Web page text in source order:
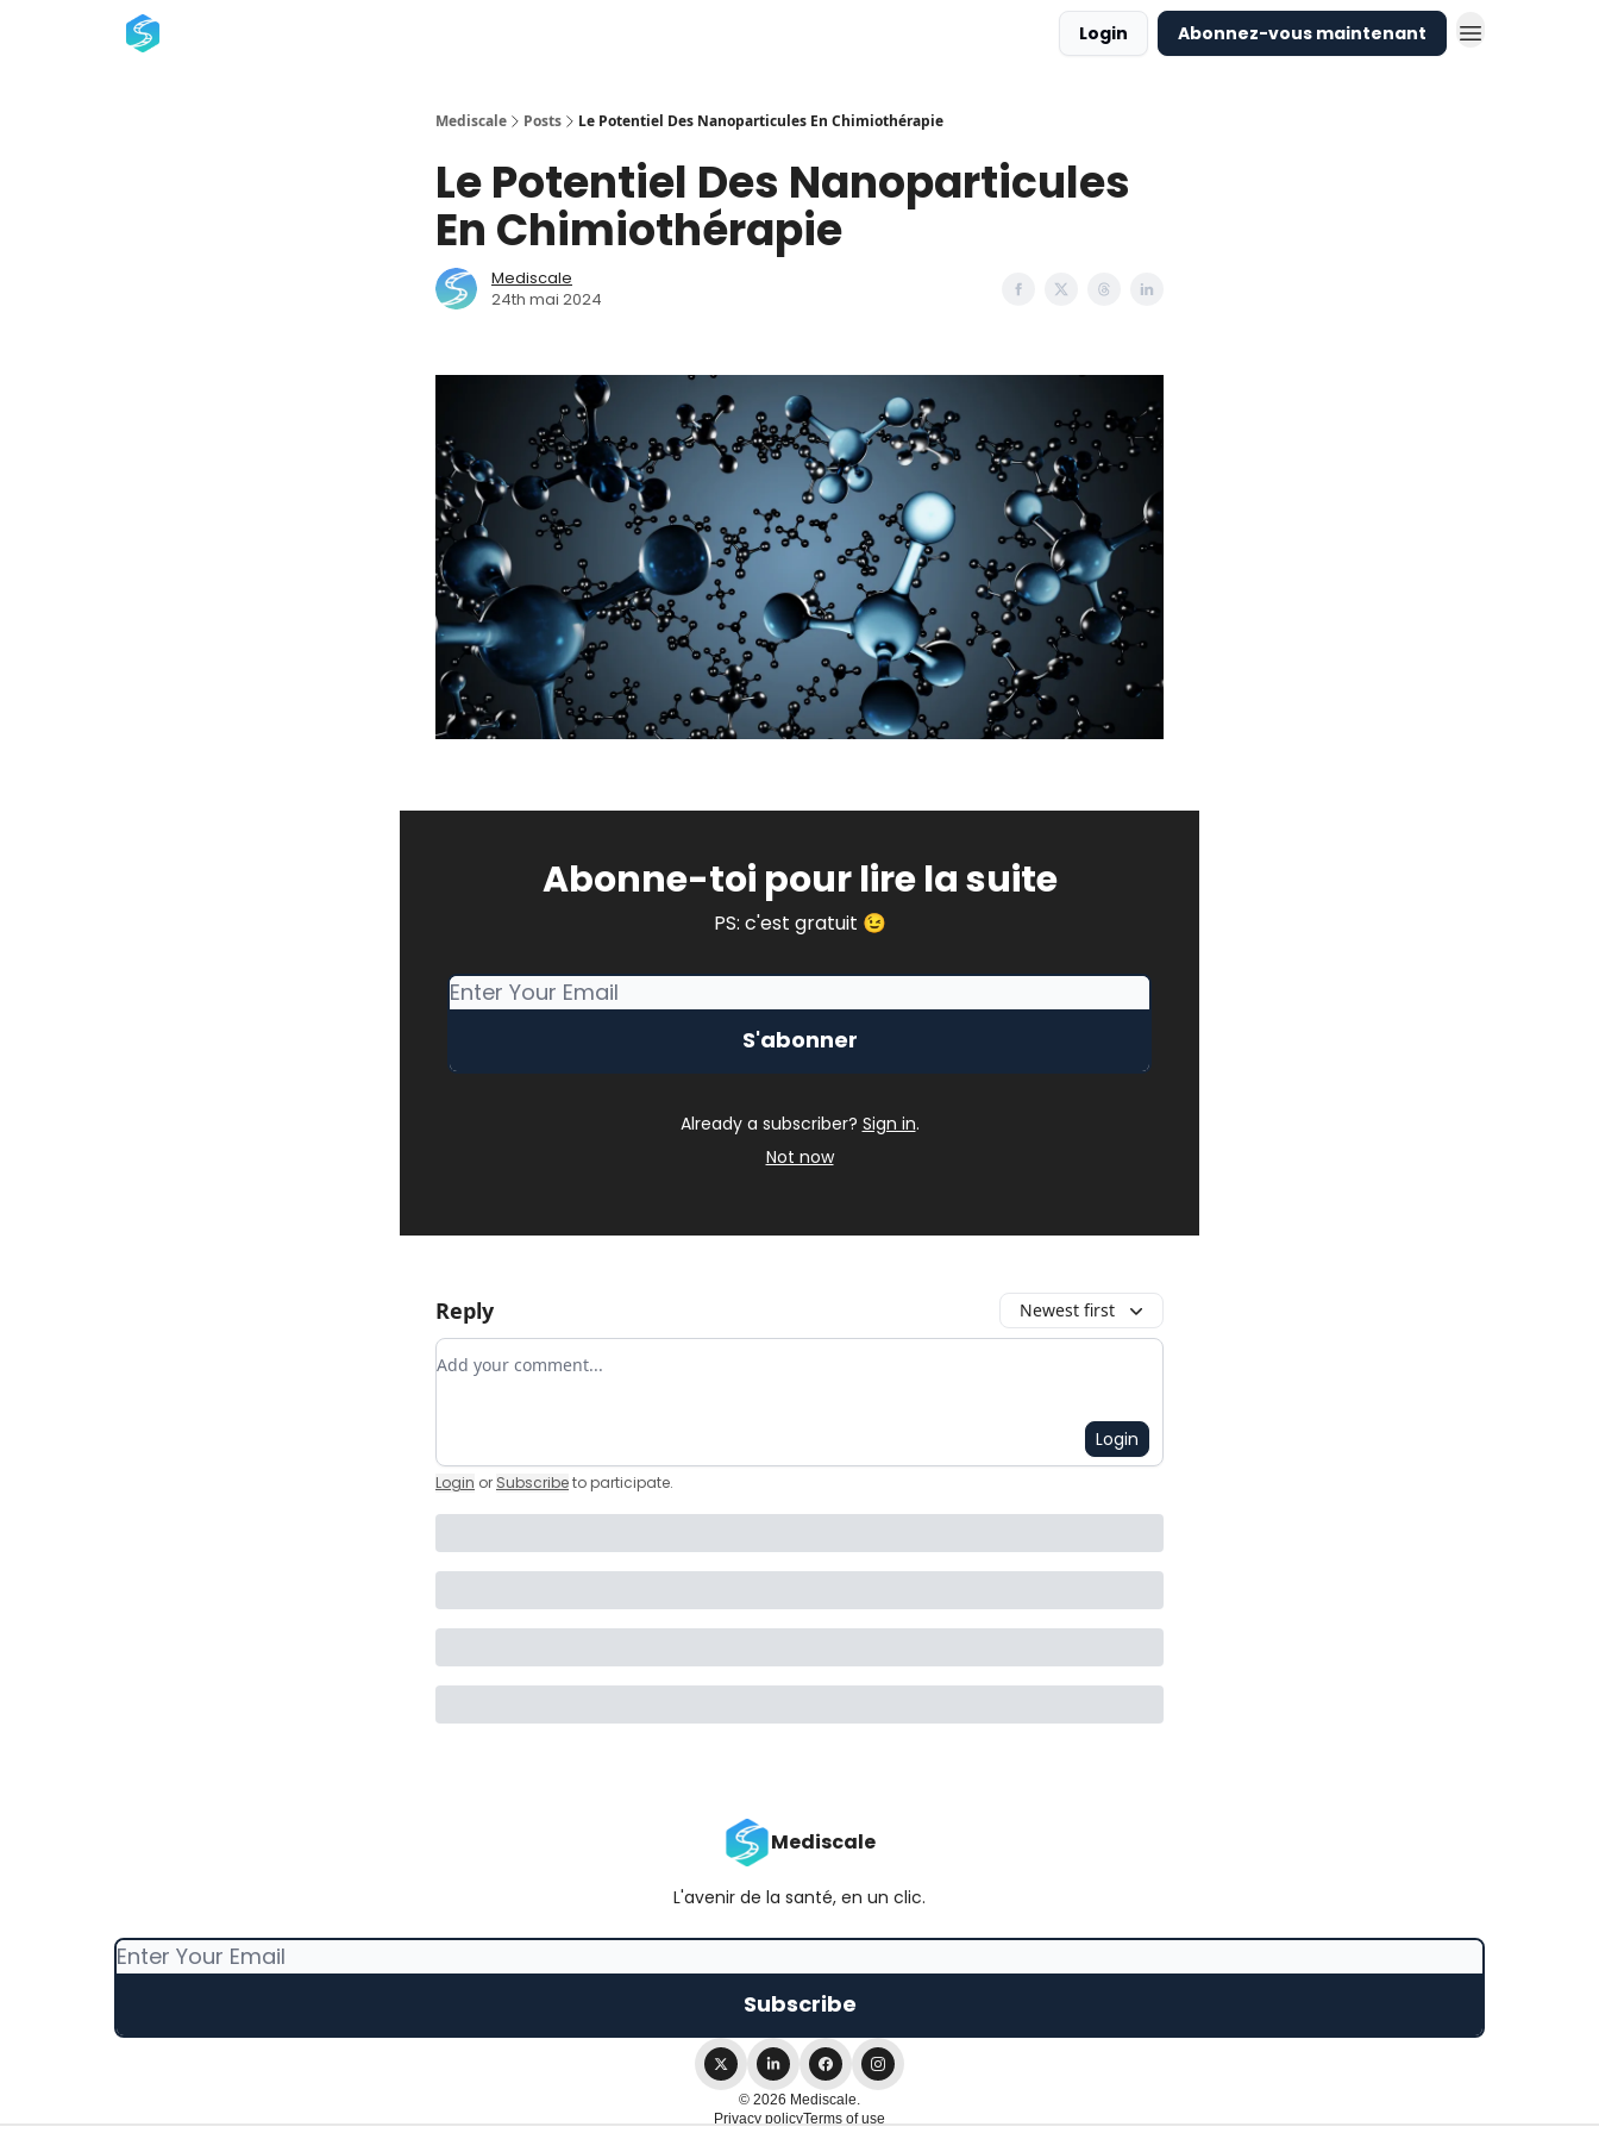
Login Abonnez-vous maintenant
Mediscale Posts Le Potentiel Des Nanoparticules En Chimiothérapie
Le Potentiel Des Nanoparticules
En Chimiothérapie
Mediscale
24th mai 2024
Abonne-toi pour lire la suite
PS: c'est gratuit 😉
Already a subscriber? Sign in.
Not now
Reply Newest first
Add your comment
Login
Login or Subscribeto participate.
Mediscale
L'avenir de la santé, en un clic.
© 2026 Mediscale.
Privacy policyTerms of use